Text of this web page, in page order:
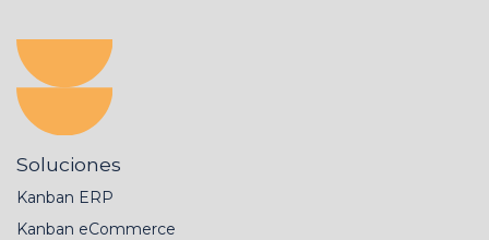
Soluciones
Kanban ERP
Kanban eCommerce